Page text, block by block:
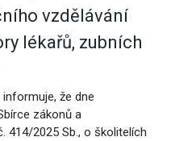
vzdělávání
lékařů, zubních
že dne
zákonů a
414/2025 Sb., o školitelích